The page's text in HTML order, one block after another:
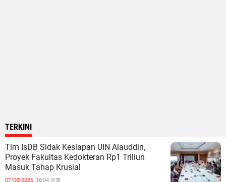
TERKINI
Tim IsDB Sidak Kesiapan UIN Alauddin,
Proyek Fakultas Kedokteran Rp1 Triliun
Masuk Tahap Krusial
07/08/2026, 16:04 WIB